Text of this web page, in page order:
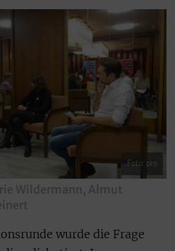
Foto: pro
Wildermann, Almut
wurde die Frage